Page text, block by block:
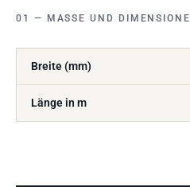
MASSE UND DIMENSIONEN
Breite (mm)
Länge in m